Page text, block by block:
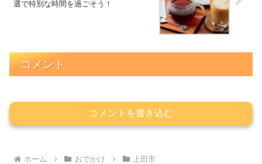
選で特別な時間を過ごそう！
コメント
コメントを書き込む
ホーム おでかけ 上田市